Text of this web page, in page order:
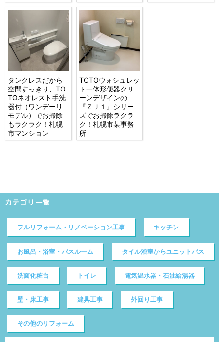
タンクレスだから
空間すっきり、TO
TOネオレスト手洗
器付（ワンデーリ
モデル）でお掃除
もラクラク！札幌
市マンション
TOTOウォシュレッ
ト一体形便器クリ
ーンデザインの
『ＺＪ１』シリー
ズでお掃除ラクラ
ク！札幌市某事務
所
カテゴリ一覧
フルリフォーム・リノベーション工事 キッチン
お風呂・浴室・バスルーム タイル浴室からユニットバス
洗面化粧台 トイレ 電気温水器・石油給湯器
壁・床工事 建具工事 外回り工事
その他のリフォーム